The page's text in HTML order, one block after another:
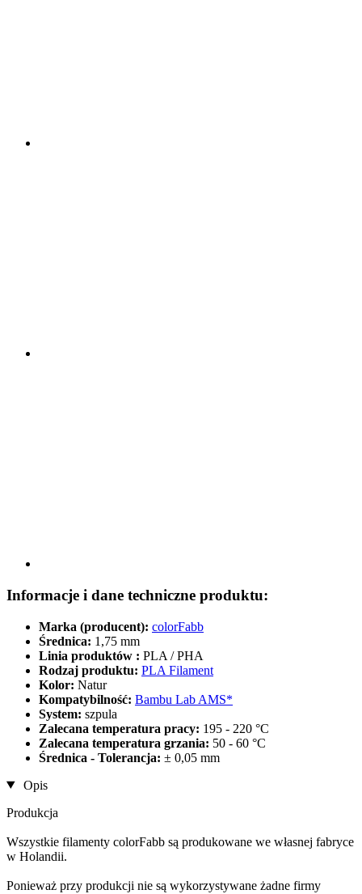
Informacje i dane techniczne produktu:
Marka (producent): colorFabb
Średnica: 1,75 mm
Linia produktów : PLA / PHA
Rodzaj produktu: PLA Filament
Kolor: Natur
Kompatybilność: Bambu Lab AMS*
System: szpula
Zalecana temperatura pracy: 195 - 220 °C
Zalecana temperatura grzania: 50 - 60 °C
Średnica - Tolerancja: ± 0,05 mm
Opis
Produkcja
Wszystkie filamenty colorFabb są produkowane we własnej fabryce
w Holandii.
Ponieważ przy produkcji nie są wykorzystywane żadne firmy